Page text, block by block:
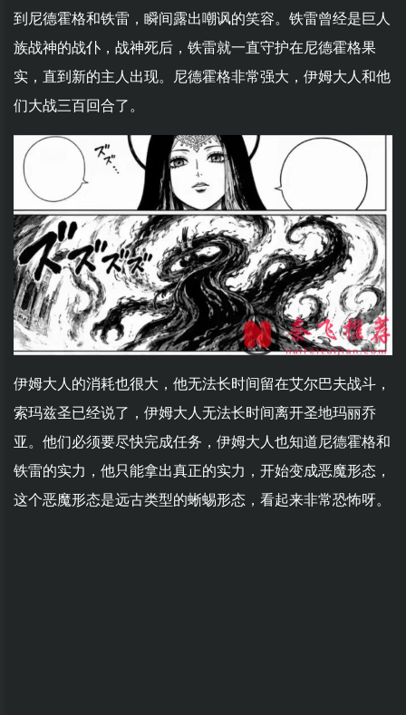
到尼德霍格和铁雷，瞬间露出嘲讽的笑容。铁雷曾经是巨人
族战神的战仆，战神死后，铁雷就一直守护在尼德霍格果
实，直到新的主人出现。尼德霍格非常强大，伊姆大人和他
们大战三百回合了。
伊姆大人的消耗也很大，他无法长时间留在艾尔巴夫战斗，
索玛兹圣已经说了，伊姆大人无法长时间离开圣地玛丽乔
亚。他们必须要尽快完成任务，伊姆大人也知道尼德霍格和
铁雷的实力，他只能拿出真正的实力，开始变成恶魔形态，
这个恶魔形态是远古类型的蜥蜴形态，看起来非常恐怖呀。